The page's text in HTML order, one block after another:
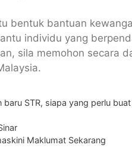
bentuk bantuan
individu yang
sila memohon secara
baru STR, siapa yang perlu
Maklumat Sekarang